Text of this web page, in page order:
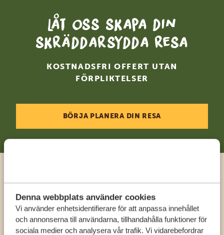
Denna webbplats använder cookies
Vi använder enhetsidentifierare för att anpassa innehållet
och annonserna till användarna, tillhandahålla funktioner för
sociala medier och analysera vår trafik. Vi vidarebefordrar
Låt oss skapa din
skräddarsydda resa
KOSTNADSFRI OFFERT UTAN
FÖRPLIKTELSER
BÖRJA PLANERA DIN RESA
Ring en expert
FÅ PERSONLIG RÅDGIVNING FRÅN VÅRA
EXPERTER